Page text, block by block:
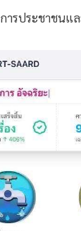
รประชาชนแ